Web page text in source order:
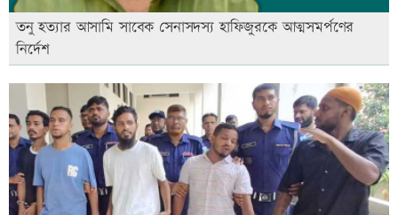
তনু হত্যার আসামি সাবেক সেনাসদস্য হাফিজুরকে আত্মসমর্পণের
নির্দেশ